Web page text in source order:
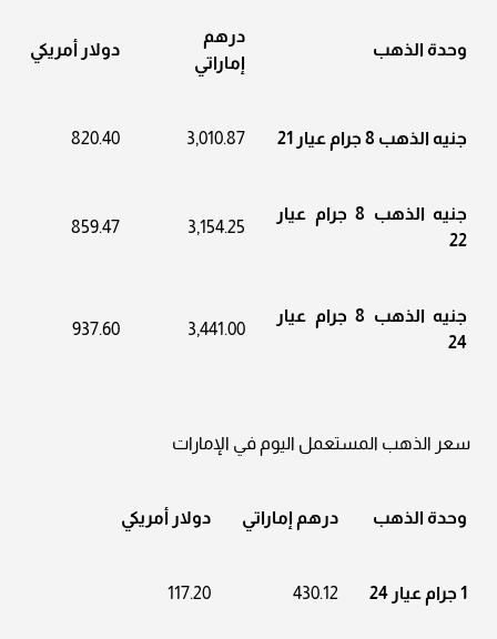
وحدة الذهب
درهم
إماراتي
دولار أمريكي
جنيه الذهب 8 جرام عيار 21 3,010.87
820.40
جنيه الذهب 8 جرام عيار
22
3,154.25
859.47
جنيه الذهب 8 جرام عيار
24
3,441.00
937.60
سعر الذهب المستعمل اليوم في الإمارات
وحدة الذهب درهم إماراتي دولار أمريكي
1 جرام عيار 24 430.12
117.20